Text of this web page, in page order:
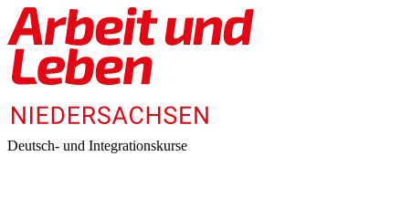
Deutsch- und Integrationskurse